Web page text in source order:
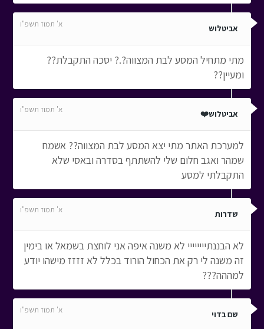
אביטלוש א' תמוז תשפ"ו
מתי מתחיל המסע לבת המצווה?.? יסכה התקבלת??
ומעיין??
אביטלוש❤️ א' תמוז תשפ"ו
למערכת האתר מתי יצא המסע לבת המצווה?? אשמח
שמהר ואגב חלום שלי להשתתף בסדרה ובאסי שלא
התקבלתי למסע
שדרות א' תמוז תשפ"ו
לא הבננתיייייייי לא משנה איפה אני לוחצת בשמאל או בימין
זה משנה לי רק את הכחול הורוד בכלל לא זזזז מישהו יודע
למההה???
שם בדוי א' תמוז תשפ"ו